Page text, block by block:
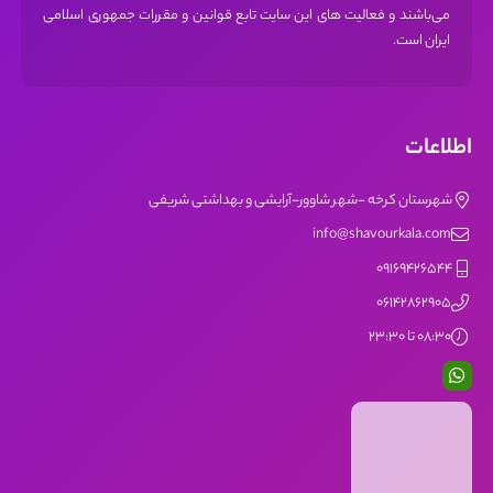
می‌باشند و فعالیت های این سایت تابع قوانین و مقررات جمهوری اسلامی
ایران است.
اطلاعات
شهرستان کرخه -شهر شاوور-آرایشی و بهداشتی شریفی
info@shavourkala.com
09169426544
06142862905
08:30 تا 23:30